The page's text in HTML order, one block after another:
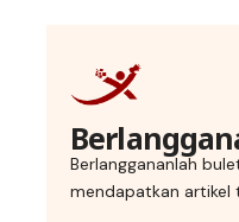
Berlanggananlah
mendapatkan artikel